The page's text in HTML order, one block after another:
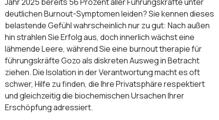
deutlichen Burnout-Symptomen leiden? Sie kennen dieses
belastende Gefühl wahrscheinlich nur zu gut: Nach außen
hin strahlen Sie Erfolg aus, doch innerlich wächst eine
lähmende Leere, während Sie eine burnout therapie für
führungskräfte Gozo als diskreten Ausweg in Betracht
ziehen. Die Isolation in der Verantwortung macht es oft
schwer, Hilfe zu finden, die Ihre Privatsphäre respektiert
und gleichzeitig die biochemischen Ursachen Ihrer
Erschöpfung adressiert.